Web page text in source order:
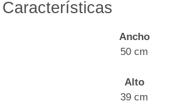
Características
Ancho
50 cm
Alto
39 cm